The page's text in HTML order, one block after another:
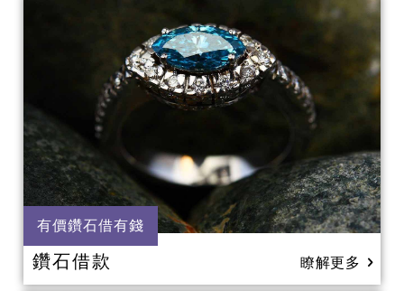
有價鑽石借有錢
鑽石借款 瞭解更多